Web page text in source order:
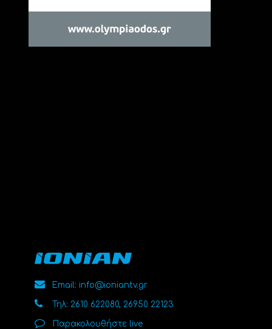
Email: info@ioniantv.gr
Τηλ: 2610 622080, 26950 22123
Παρακολουθήστε live